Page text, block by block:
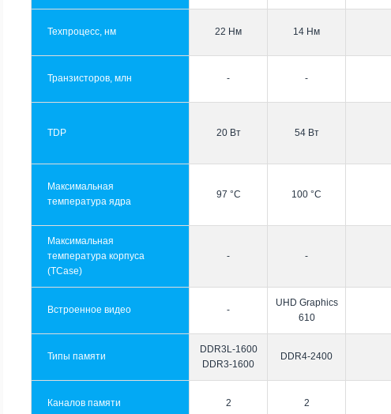
Техпроцесс, нм 22 Нм 14 Нм
Транзисторов, млн - -
TDP 20 Вт 54 Вт
Максимальная
температура ядра
97 °C 100 °C
Максимальная
температура корпуса
(TCase)
- -
Встроенное видео -
UHD Graphics
610
Типы памяти
DDR3L-1600
DDR3-1600
DDR4-2400
Каналов памяти 2 2